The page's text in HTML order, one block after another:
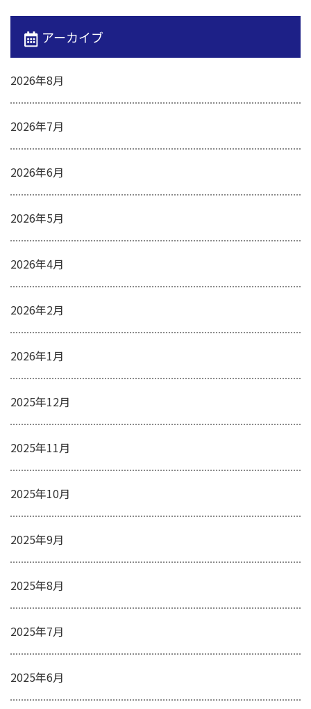
アーカイブ
2026年8月
2026年7月
2026年6月
2026年5月
2026年4月
2026年2月
2026年1月
2025年12月
2025年11月
2025年10月
2025年9月
2025年8月
2025年7月
2025年6月